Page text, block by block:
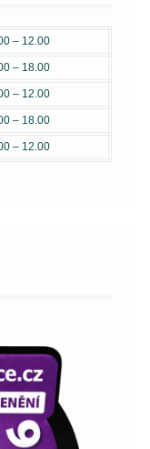
– 12.00
– 18.00
– 12.00
– 18.00
– 12.00